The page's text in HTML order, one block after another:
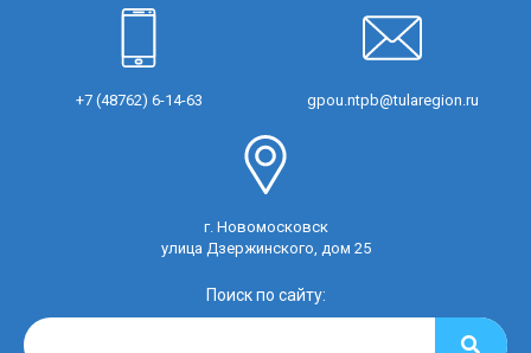
+7 (48762) 6-14-63 gpou.ntpb@tularegion.ru
г. Новомосковск
улица Дзержинского, дом 25
Поиск по сайту: